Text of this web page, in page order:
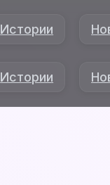
Истории
Истории